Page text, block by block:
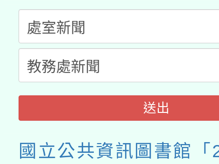
月28日止
送出
國立公共資訊圖書館